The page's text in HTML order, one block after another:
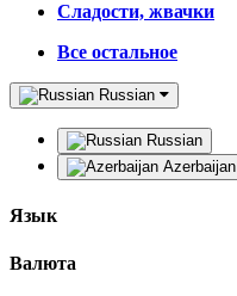
Сладости, жвачки
Все остальное
Russian
Russian
Azerbaijan
Язык
Валюта